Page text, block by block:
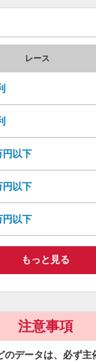
レース
円以下
円以下
円以下
もっと見る
注意事項
のデータは、必ず主